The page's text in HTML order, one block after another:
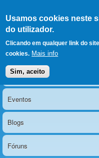
Usamos cookies neste
do utilizador.
Clicando em qualquer link do
cookies. Mais info
Sim, aceito
O portal
Menu principal
Notícias
Eventos
Blogs
Fóruns